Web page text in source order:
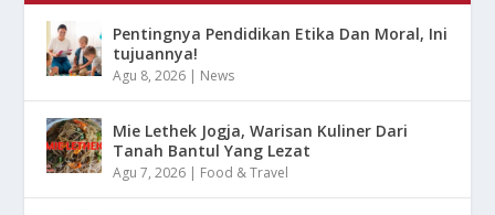
Pentingnya Pendidikan Etika Dan Moral, Ini
tujuannya!
Agu 8, 2026 | News
Mie Lethek Jogja, Warisan Kuliner Dari
Tanah Bantul Yang Lezat
Agu 7, 2026 | Food & Travel